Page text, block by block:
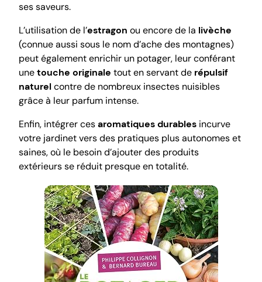
ses saveurs.
L’utilisation de l’estragon ou encore de la livèche
(connue aussi sous le nom d’ache des montagnes)
peut également enrichir un potager, leur conférant
unetouche originale tout en servant de répulsif
naturelcontre de nombreux insectes nuisibles
grâce à leur parfum intense.
Enfin, intégrer cesaromatiques durables incurve
votre jardinet vers des pratiques plus autonomes et
saines, où le besoin d’ajouter des produits
extérieurs se réduit presque en totalité.